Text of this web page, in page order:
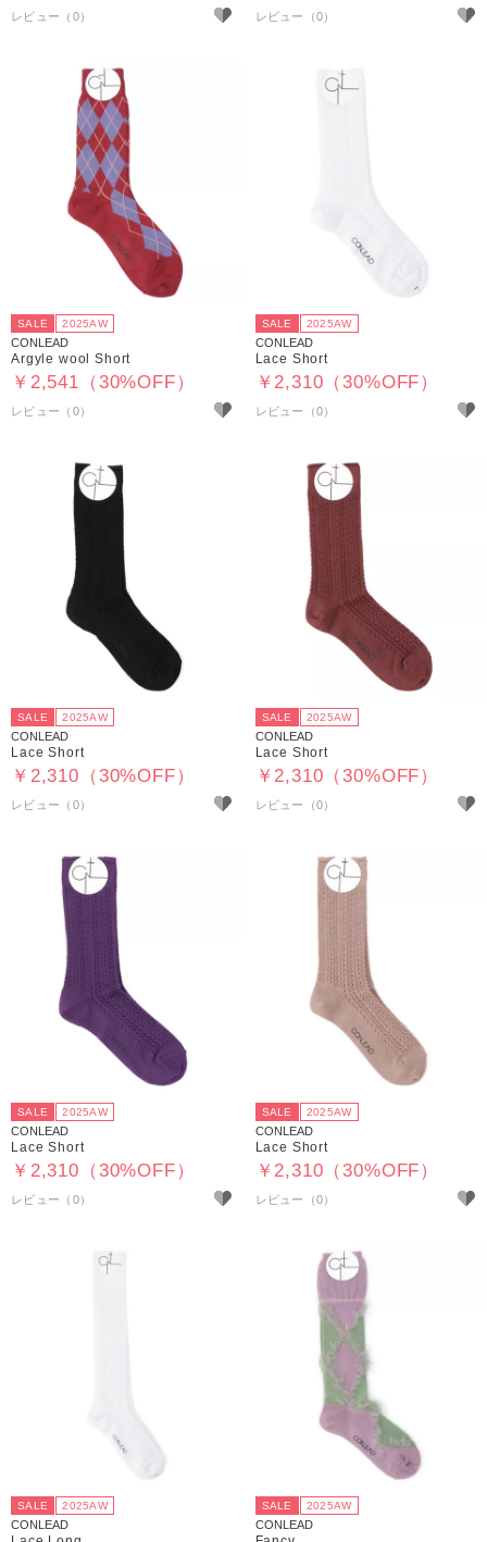
SALE 2025AW
CONLEAD
Argyle wool Short
￥2,541（30%OFF）
SALE 2025AW
CONLEAD
Lace Short
￥2,310（30%OFF）
SALE 2025AW
CONLEAD
Lace Short
￥2,310（30%OFF）
SALE 2025AW
CONLEAD
Lace Short
￥2,310（30%OFF）
SALE 2025AW
CONLEAD
Lace Short
￥2,310（30%OFF）
SALE 2025AW
CONLEAD
Lace Short
￥2,310（30%OFF）
SALE 2025AW
CONLEAD
SALE 2025AW
CONLEAD